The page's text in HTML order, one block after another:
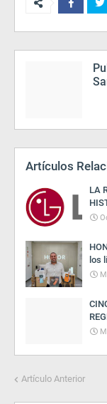
Artículos
LA
los
Artículo Anterior